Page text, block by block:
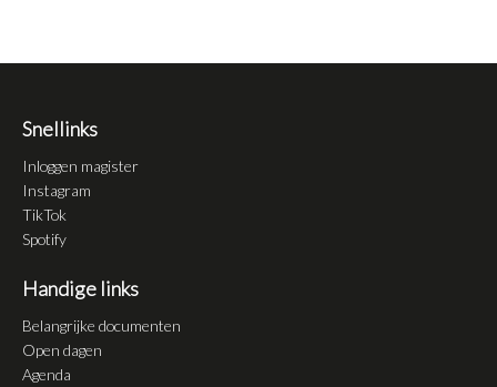
Snellinks
Inloggen magister
Instagram
TikTok
Spotify
Handige links
Belangrijke documenten
Open dagen
Agenda